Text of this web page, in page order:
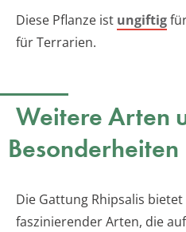
Diese Pflanze ist ungiftig
für Terrarien.
Weitere Arten
Besonderheiten
Die Gattung Rhipsalis bietet
faszinierender Arten, die